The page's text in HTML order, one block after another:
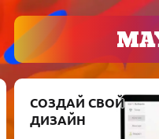
СОЗДАЙ СВОЙ
ДИЗАЙН